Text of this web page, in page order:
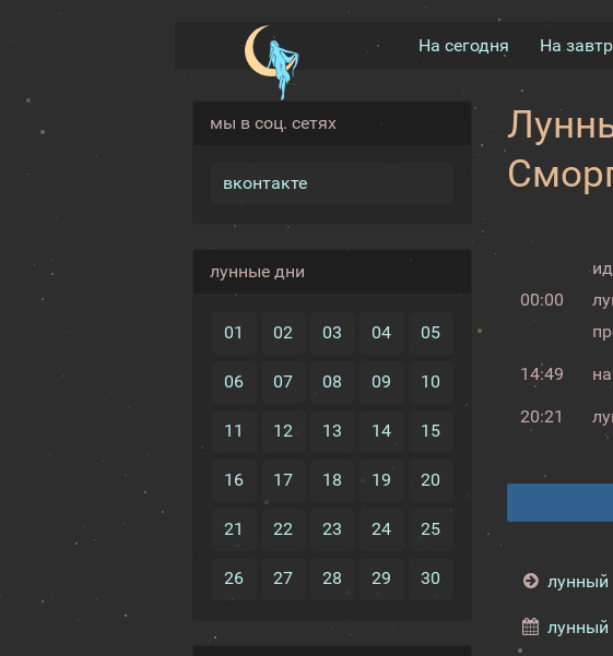
На сегодня На
мы в соц. сетях
вконтакте
лунные дни
01 02 03 04 05
06 07 08 09 10
11 12 13 14 15
16 17 18 19 20
21 22 23 24 25
26 27 28 29 30
00:00
14:49
20:21
лунный
лунный